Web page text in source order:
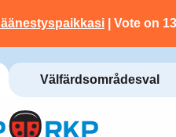
| Vote on
Välfärdsområdesval